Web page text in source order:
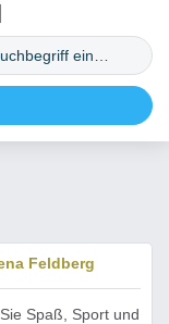
Feldberg
Spaß, Sport und